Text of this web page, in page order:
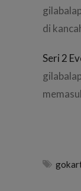
di
Seri 2